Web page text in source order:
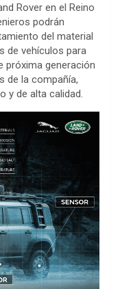
Rover en el Reino
podrán
del material
de vehículos para
próxima generación
de la compañía,
y de alta calidad.